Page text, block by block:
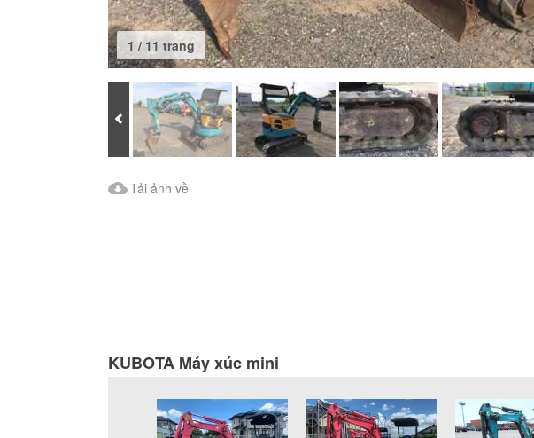
1 / 11 trang
Prev
Tải ảnh về
KUBOTA Máy xúc mini